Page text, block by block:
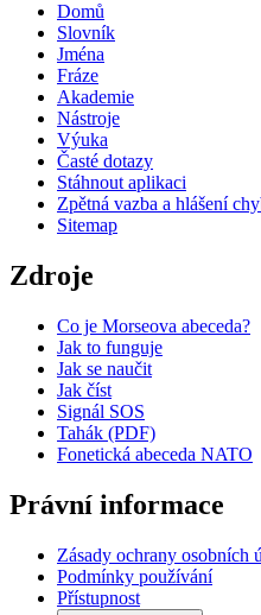
Domů
Slovník
Jména
Fráze
Akademie
Nástroje
Výuka
Časté dotazy
Stáhnout aplikaci
Zpětná vazba a hlášení
Sitemap
Zdroje
Co je Morseova abeceda?
Jak to funguje
Jak se naučit
Jak číst
Signál SOS
Tahák (PDF)
Fonetická abeceda NATO
Právní informace
Zásady ochrany osobních
Podmínky používání
Přístupnost